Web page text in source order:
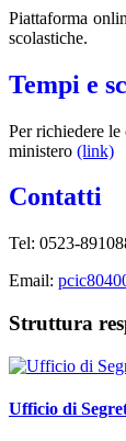
Piattaforma
scolastiche.
Tempi e
Per richiedere le
ministero (link)
Contatti
Tel: 0523-
Email:
Struttura
Ufficio di